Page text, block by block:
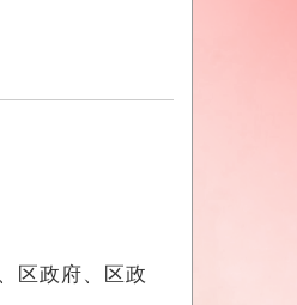
区政府、区政